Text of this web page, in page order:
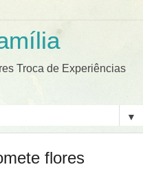
Troca de Experiências
▼
flores